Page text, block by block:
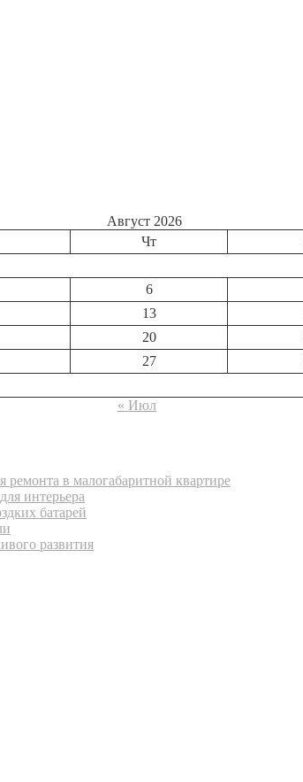
Август 2026
Чт
6
13
20
27
« Июл
в малогабаритной квартире
интерьера
батарей
развития